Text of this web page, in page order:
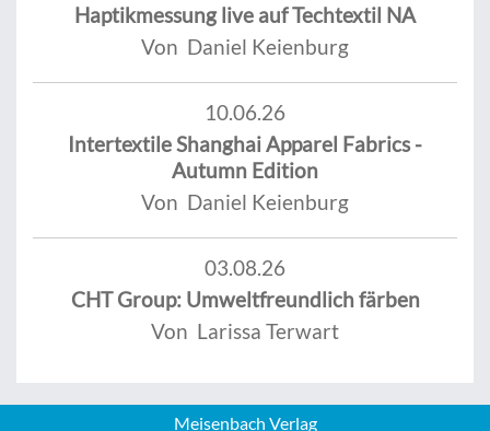
Haptikmessung live auf Techtextil NA
Von Daniel Keienburg
10.06.26
Intertextile Shanghai Apparel Fabrics -
Autumn Edition
Von Daniel Keienburg
03.08.26
CHT Group: Umweltfreundlich färben
Von Larissa Terwart
Meisenbach Verlag